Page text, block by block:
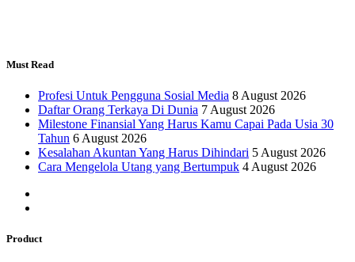
Must Read
Profesi Untuk Pengguna Sosial Media 8 August 2026
Daftar Orang Terkaya Di Dunia 7 August 2026
Milestone Finansial Yang Harus Kamu Capai Pada Usia 30
Tahun 6 August 2026
Kesalahan Akuntan Yang Harus Dihindari 5 August 2026
Cara Mengelola Utang yang Bertumpuk 4 August 2026
Product